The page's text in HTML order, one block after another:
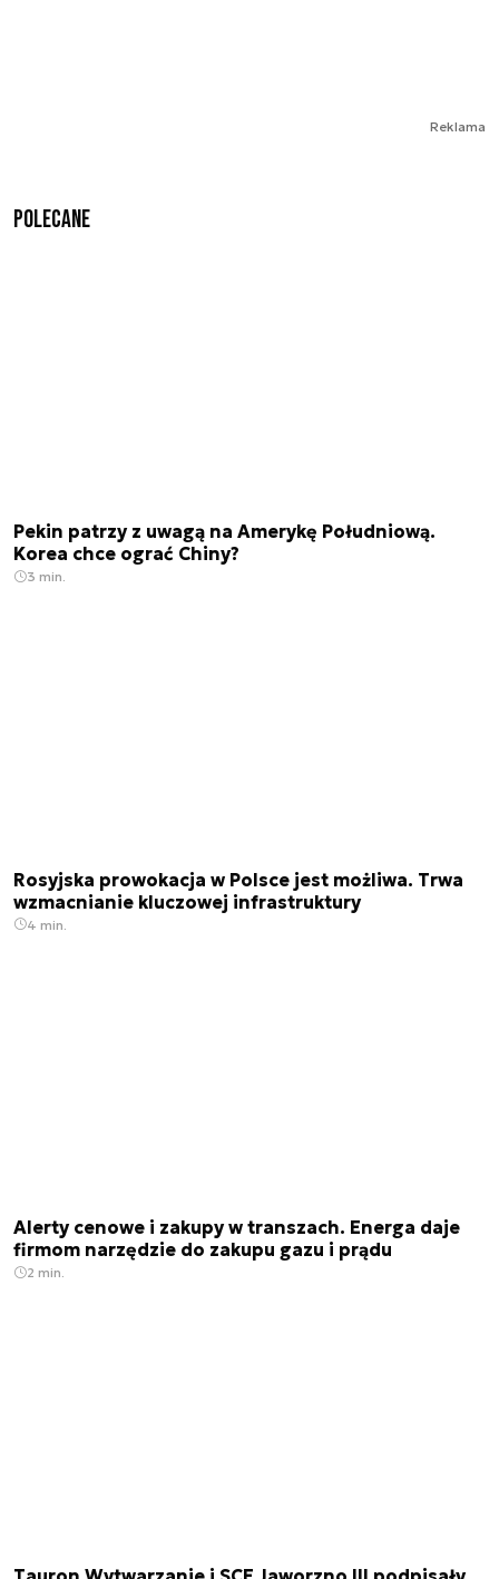
Reklama
Polecane
Pekin patrzy z uwagą na Amerykę Południową.
Korea chce ograć Chiny?
3 min.
Rosyjska prowokacja w Polsce jest możliwa. Trwa
wzmacnianie kluczowej infrastruktury
4 min.
Alerty cenowe i zakupy w transzach. Energa daje
firmom narzędzie do zakupu gazu i prądu
2 min.